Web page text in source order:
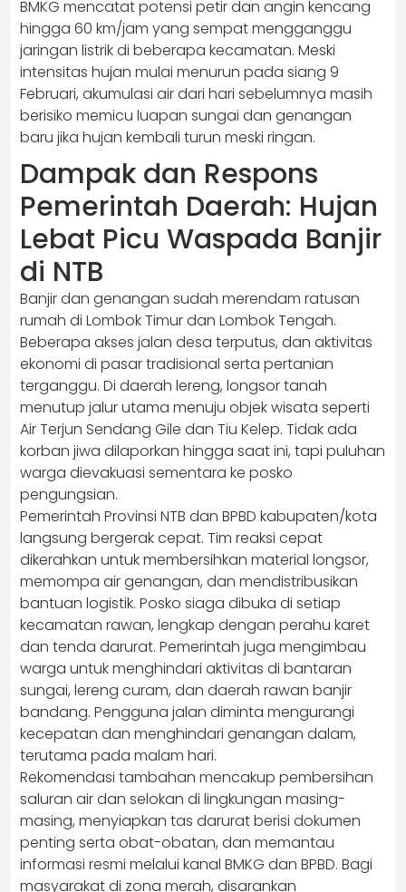
BMKG mencatat potensi petir dan angin kencang
hingga 60 km/jam yang sempat mengganggu
jaringan listrik di beberapa kecamatan. Meski
intensitas hujan mulai menurun pada siang 9
Februari, akumulasi air dari hari sebelumnya masih
berisiko memicu luapan sungai dan genangan
baru jika hujan kembali turun meski ringan.
Dampak dan Respons
Pemerintah Daerah: Hujan
Lebat Picu Waspada Banjir
di NTB
Banjir dan genangan sudah merendam ratusan
rumah di Lombok Timur dan Lombok Tengah.
Beberapa akses jalan desa terputus, dan aktivitas
ekonomi di pasar tradisional serta pertanian
terganggu. Di daerah lereng, longsor tanah
menutup jalur utama menuju objek wisata seperti
Air Terjun Sendang Gile dan Tiu Kelep. Tidak ada
korban jiwa dilaporkan hingga saat ini, tapi puluhan
warga dievakuasi sementara ke posko
pengungsian.
Pemerintah Provinsi NTB dan BPBD kabupaten/kota
langsung bergerak cepat. Tim reaksi cepat
dikerahkan untuk membersihkan material longsor,
memompa air genangan, dan mendistribusikan
bantuan logistik. Posko siaga dibuka di setiap
kecamatan rawan, lengkap dengan perahu karet
dan tenda darurat. Pemerintah juga mengimbau
warga untuk menghindari aktivitas di bantaran
sungai, lereng curam, dan daerah rawan banjir
bandang. Pengguna jalan diminta mengurangi
kecepatan dan menghindari genangan dalam,
terutama pada malam hari.
Rekomendasi tambahan mencakup pembersihan
saluran air dan selokan di lingkungan masing-
masing, menyiapkan tas darurat berisi dokumen
penting serta obat-obatan, dan memantau
informasi resmi melalui kanal BMKG dan BPBD. Bagi
masyarakat di zona merah, disarankan